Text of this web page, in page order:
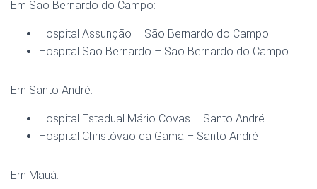
Em São Bernardo do Campo:
Hospital Assunção – São Bernardo do Campo
Hospital São Bernardo – São Bernardo do Campo
Em Santo André:
Hospital Estadual Mário Covas – Santo André
Hospital Christóvão da Gama – Santo André
Em Mauá: